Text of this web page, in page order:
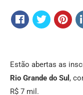
Estão abertas as
Rio Grande do Sul ,
R$ 7 mil.